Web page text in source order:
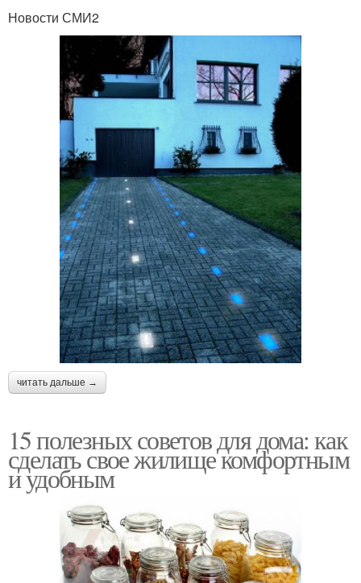
Новости СМИ2
читать дальше →
15 полезных советов для дома: как
сделать свое жилище комфортным
и удобным